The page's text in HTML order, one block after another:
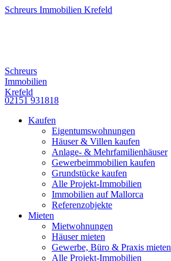
Schreurs Immobilien Krefeld
Schreurs
Immobilien
Krefeld
02151 931818
Kaufen
Eigentumswohnungen
Häuser & Villen kaufen
Anlage- & Mehrfamilienhäuser
Gewerbeimmobilien kaufen
Grundstücke kaufen
Alle Projekt-Immobilien
Immobilien auf Mallorca
Referenzobjekte
Mieten
Mietwohnungen
Häuser mieten
Gewerbe, Büro & Praxis mieten
Alle Projekt-Immobilien